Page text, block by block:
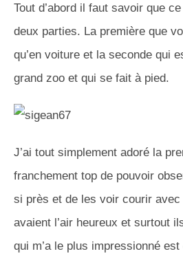
Tout d’abord il faut savoir que
deux parties. La première que
qu’en voiture et la seconde qui
grand zoo et qui se fait à pied.
J’ai tout simplement adoré la
franchement top de pouvoir
si près et de les voir courir avec
avaient l’air heureux et surtout
qui m’a le plus impressionné